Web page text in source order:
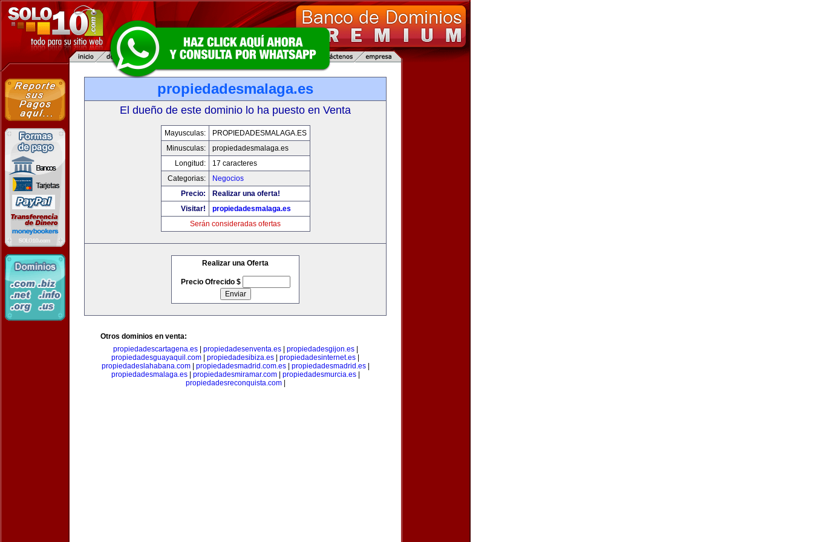
propiedadesmalaga.es
El dueño de este dominio lo ha puesto en Venta
Mayusculas:
PROPIEDADESMALAGA.ES
Minusculas:
propiedadesmalaga.es
Longitud:
17 caracteres
Categorias:
Negocios
Precio:
Realizar una oferta!
Visitar!
propiedadesmalaga.es
Serán consideradas ofertas
Realizar una Oferta
Precio Ofrecido $
Otros dominios en venta:
propiedadescartagena.es| propiedadesenventa.es| propiedadesgijon.es|
propiedadesguayaquil.com
propiedadesibiza.es propiedadesinternet.es
propiedadeslahabana.com| propiedadesmadrid.com.es| propiedadesmadrid.es|
propiedadesmalaga.es| propiedadesmiramar.com| propiedadesmurcia.es|
propiedadesreconquista.com|